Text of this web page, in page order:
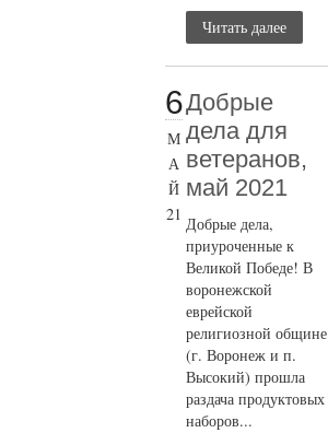
Читать далее
6
М
А
Й
21
Добрые
дела для
ветеранов,
май 2021
Добрые дела,
приуроченные к
Великой Победе! В
воронежской
еврейской
религиозной общине
(г. Воронеж и п.
Высокий) прошла
раздача продуктовых
наборов...